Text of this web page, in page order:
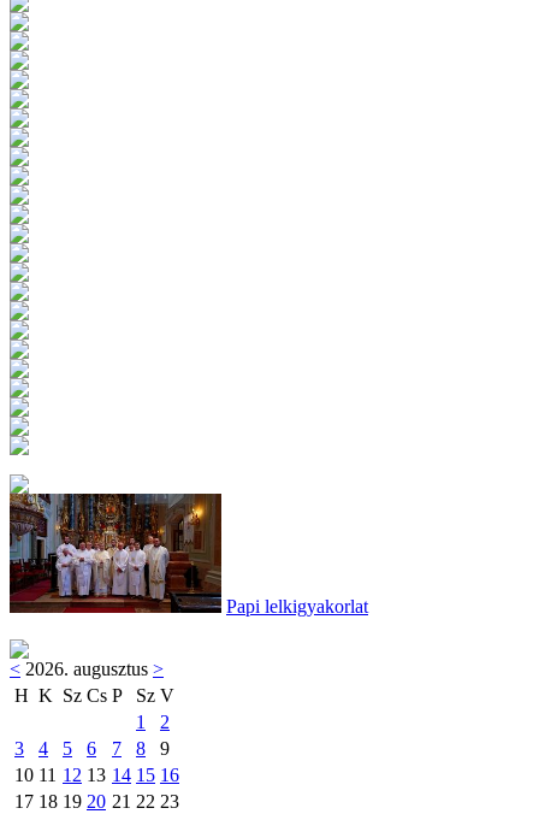
Papi lelkigyakorlat
< 2026. augusztus >
H K Sz Cs P Sz V
1
2
3
4 5 6 7 8
9
10 11 12 13 14 15 16
17 18 19 20 21 22 23